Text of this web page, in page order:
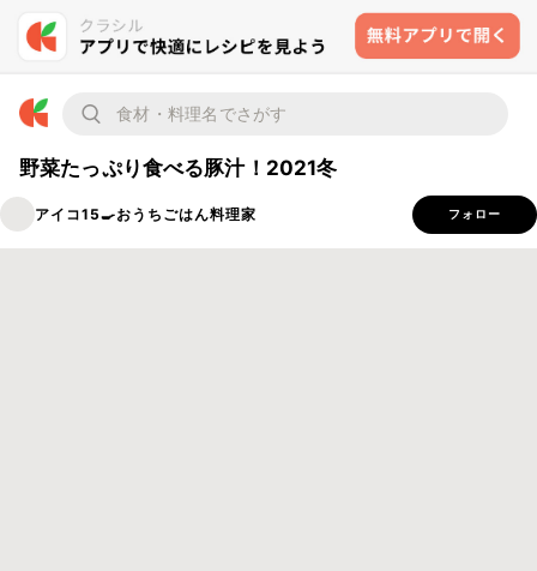
野菜たっぷり食べる豚汁！2021冬
アイコ15🍳おうちごはん料理家 フォロー